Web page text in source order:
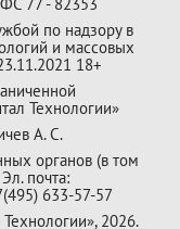
по надзору в
и массовых
18+
Технологии»
А. С.
органов (в том
почта:
633-57-57
2026.